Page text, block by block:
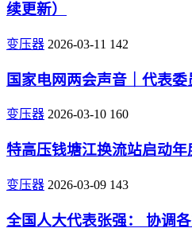
续更新）
变压器 2026-03-11 142
国家电网两会声音｜代表委
变压器 2026-03-10 160
特高压钱塘江换流站启动年
变压器 2026-03-09 143
全国人大代表张强： 协调